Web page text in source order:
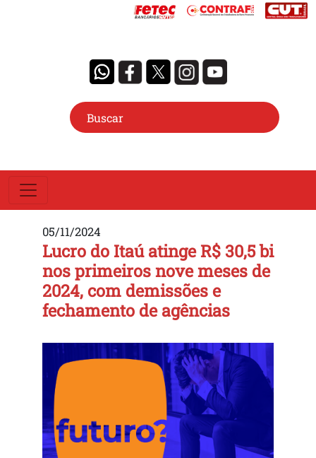
05/11/2024
Lucro do Itaú atinge R$ 30,5 bi
nos primeiros nove meses de
2024, com demissões e
fechamento de agências